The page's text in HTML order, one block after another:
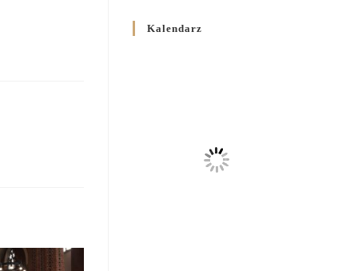
10 GRUDNIA 2025
Декрет про відзначення
Великодня і всіх рухомих
Kalendarz